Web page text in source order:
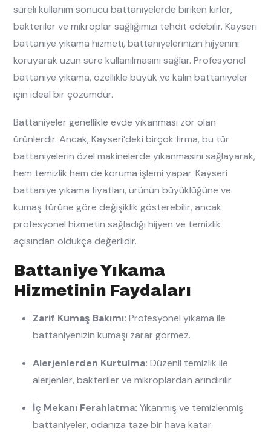
süreli kullanım sonucu battaniyelerde biriken kirler,
bakteriler ve mikroplar sağlığımızı tehdit edebilir. Kayseri
battaniye yıkama hizmeti, battaniyelerinizin hijyenini
koruyarak uzun süre kullanılmasını sağlar. Profesyonel
battaniye yıkama, özellikle büyük ve kalın battaniyeler
için ideal bir çözümdür.
Battaniyeler genellikle evde yıkanması zor olan
ürünlerdir. Ancak, Kayseri’deki birçok firma, bu tür
battaniyelerin özel makinelerde yıkanmasını sağlayarak,
hem temizlik hem de koruma işlemi yapar. Kayseri
battaniye yıkama fiyatları, ürünün büyüklüğüne ve
kumaş türüne göre değişiklik gösterebilir, ancak
profesyonel hizmetin sağladığı hijyen ve temizlik
açısından oldukça değerlidir.
Battaniye Yıkama
Hizmetinin Faydaları
Zarif Kumaş Bakımı: Profesyonel yıkama ile
battaniyenizin kumaşı zarar görmez.
Alerjenlerden Kurtulma: Düzenli temizlik ile
alerjenler, bakteriler ve mikroplardan arındırılır.
İç Mekanı Ferahlatma: Yıkanmış ve temizlenmiş
battaniyeler, odanıza taze bir hava katar.